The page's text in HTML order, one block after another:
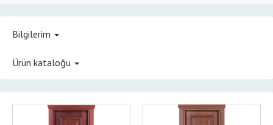
Bilgilerim
Ürün kataloğu